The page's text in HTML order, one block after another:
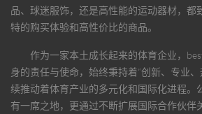
品、球迷服饰，还是高性能的运动器材，都
特的购买体验和高性价比的商品。
作为一家本土成长起来的体育企业，
身的责任与使命，始终秉持着“创新、专业
续推动着体育产业的多元化和国际化进程。
有一席之地，更通过不断扩展国际合作伙伴